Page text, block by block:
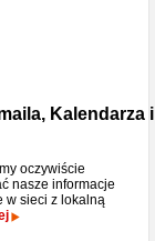
Kalendarza i
oczywiście
nasze informacje
w sieci z lokalną